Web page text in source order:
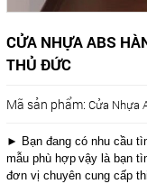
CỬA NHỰA ABS
THỦ ĐỨC
Mã sản phẩm: Cửa Nhựa
► Bạn đang có nhu cầu
mẫu phù hợp vậy là bạn
đơn vị chuyên cung cấp